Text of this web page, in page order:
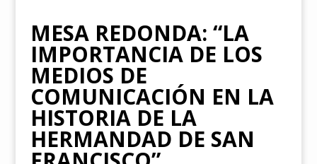
MESA REDONDA: “LA
IMPORTANCIA DE LOS
MEDIOS DE
COMUNICACIÓN EN LA
HISTORIA DE LA
HERMANDAD DE SAN